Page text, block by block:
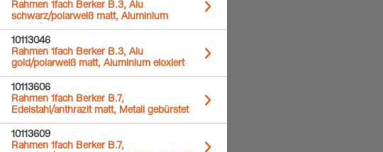
Rahmen 1fach Berker B.3, Alu
schwarz/polarweiß matt, Aluminium
eloxiert
10113046
Rahmen 1fach Berker B.3, Alu
gold/polarweiß matt, Aluminium eloxiert
10113606
Rahmen 1fach Berker B.7,
Edelstahl/anthrazit matt, Metall gebürstet
10113609
Rahmen 1fach Berker B.7,